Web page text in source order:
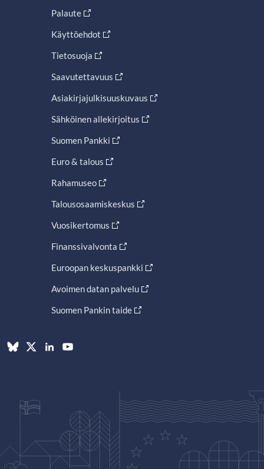
Palaute
Käyttöehdot
Tietosuoja
Saavutettavuus
Asiakirjajulkisuuskuvaus
Sähköinen allekirjoitus
Suomen Pankki
Euro & talous
Rahamuseo
Talousosaamiskeskus
Vuosikertomus
Finanssivalvonta
Euroopan keskuspankki
Avoimen datan palvelu
Suomen Pankin taide